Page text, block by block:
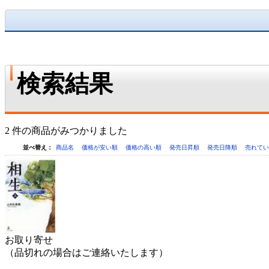
検索結果
2 件の商品がみつかりました
並べ替え： 商品名 価格が安い順 価格の高い順 発売日昇順 発売日降順 売れて
お取り寄せ
（品切れの場合はご連絡いたします）